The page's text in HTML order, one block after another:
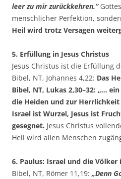
leer zu mir zurückkehren.“
menschlicher Perfektion,
Heil wird trotz Versagen
5. Erfüllung in Jesus Christus
Jesus Christus ist die Erfüllung
Bibel, NT, Johannes 4,22: Das
Bibel, NT, Lukas 2,30–32: „…
die Heiden und zur Herrlichkeit
Israel ist Wurzel, Jesus ist
gesegnet. Jesus Christus
Heil wird allen Menschen
6. Paulus: Israel und die
Bibel, NT, Römer 11,19: „Denn